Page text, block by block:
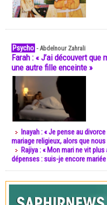
Psycho -Abdelnour Zahrali
Farah : « J’ai découvert que
une autre fille enceinte »
Inayah : « Je pense au
mariage religieux, alors que
Rajiya : « Mon mari ne vit
dépenses : suis-je encore mariée